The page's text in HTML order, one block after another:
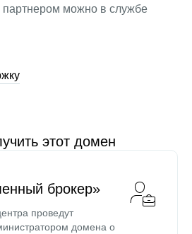
партнером можно в службе
этот домен
брокер»
проведут
домена о